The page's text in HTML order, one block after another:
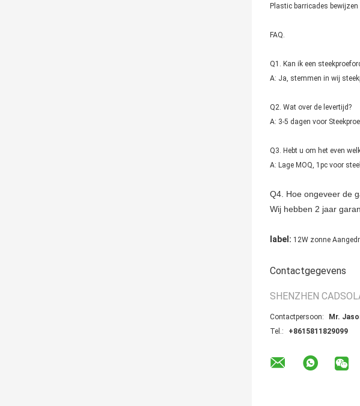
Plastic barricades
FAQ.
Q1. Kan ik een
A: Ja, stemmen in wij
Q2. Wat over de levertijd?
A: 3-5 dagen voor
Q3. Hebt u om het even
A: Lage MOQ, 1pc voor
Q4. Hoe ongeveer de
Wij hebben 2 jaar
label: 12W zonne
Contactgegevens
SHENZHEN
Contactpersoon:
Mr.
Tel.:
+8615811829099